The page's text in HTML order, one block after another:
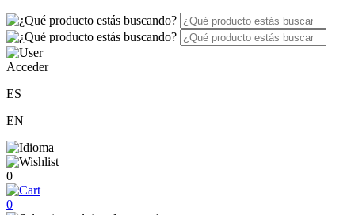
Acceder
ES
EN
0
0